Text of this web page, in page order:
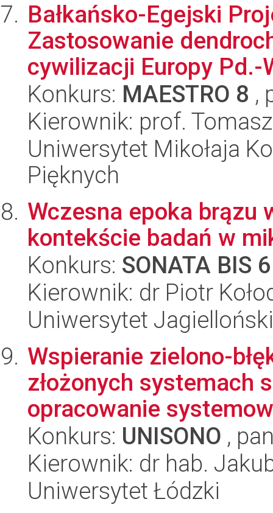
Bałkańsko-Egejski
Zastosowanie
cywilizacji Europy Pd.-
Konkurs: MAESTRO 8 ,
Kierownik: prof.
Uniwersytet Mikołaja
Pięknych
Wczesna epoka brązu
kontekście badań w
Konkurs: SONATA BIS 6
Kierownik: dr Piotr
Uniwersytet
Wspieranie zielono-
złożonych systemach
opracowanie
Konkurs: UNISONO ,
Kierownik: dr hab.
Uniwersytet Łódzki